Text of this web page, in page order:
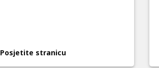
Posjetite stranicu